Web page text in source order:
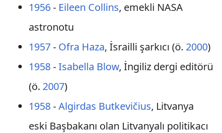
1956- Eileen Collins, emekli NASA
astronotu
1957- Ofra Haza, İsrailli şarkıcı (ö. 2000)
1958-Isabella Blow, İngiliz dergi editörü
(ö. 2007)
1958-Algirdas Butkevičius, Litvanya
eski Başbakanı olan Litvanyalı politikacı